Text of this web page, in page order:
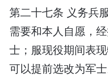
第二十七条 义务兵
需要和本人自愿，
士；服现役期间表
可以提前选改为军